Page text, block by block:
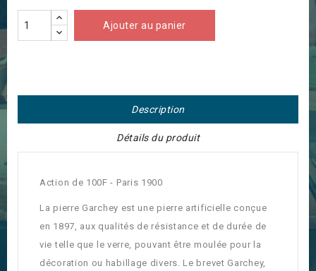
Ajouter au panier
Description
Détails du produit
Action de 100F - Paris 1900
La pierre Garchey est une pierre artificielle conçue
en 1897, aux qualités de résistance et de durée de
vie telle que le verre, pouvant être moulée pour la
décoration ou habillage divers. Le brevet Garchey,